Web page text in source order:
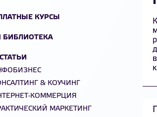
КУРСЫ
БИБЛИОТЕКА
& КОУЧИНГ
КОММЕРЦИЯ
МАРКЕТИНГ